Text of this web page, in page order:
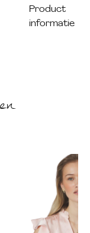
Product
informatie